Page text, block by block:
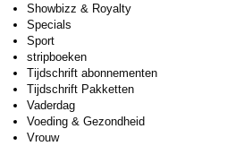
Showbizz & Royalty
Specials
Sport
stripboeken
Tijdschrift abonnementen
Tijdschrift Pakketten
Vaderdag
Voeding & Gezondheid
Vrouw